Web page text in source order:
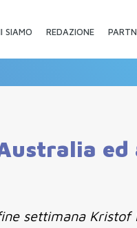
SIAMO REDAZIONE
settimana Kristof